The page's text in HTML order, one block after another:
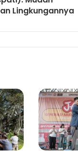
Lingkungannya